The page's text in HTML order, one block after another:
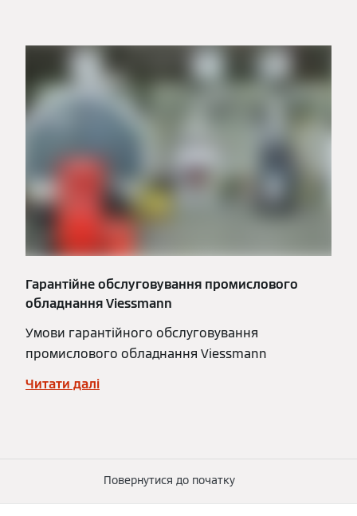
Гарантійне обслуговування промислового
обладнання Viessmann
Умови гарантійного обслуговування
промислового обладнання Viessmann
Читати далі
Повернутися до початку